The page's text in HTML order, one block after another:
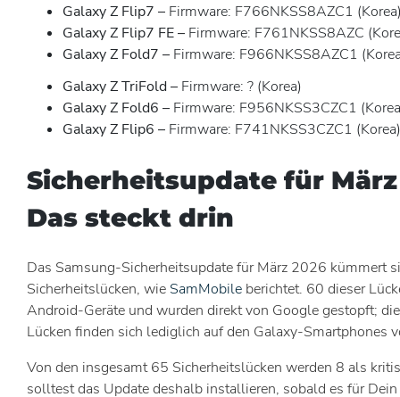
Galaxy Z Flip7 – Firmware: F766NKSS8AZC1
Galaxy Z Flip7 FE – Firmware: F761NKSS8AZC
Galaxy Z Fold7 – Firmware: F966NKSS8AZC1
Galaxy Z TriFold – Firmware: ? (Korea)
Galaxy Z Fold6 – Firmware: F956NKSS3CZC1
Galaxy Z Flip6 – Firmware: F741NKSS3CZC1 (Korea)
Sicherheitsupdate für März
Das steckt drin
Das Samsung-Sicherheitsupdate für März 2026 kümmert
Sicherheitslücken, wie SamMobile berichtet. 60 dieser
Android-Geräte und wurden direkt von Google gestopft;
Lücken finden sich lediglich auf den Galaxy-Smartphones
Von den insgesamt 65 Sicherheitslücken werden 8 als
solltest das Update deshalb installieren, sobald es für